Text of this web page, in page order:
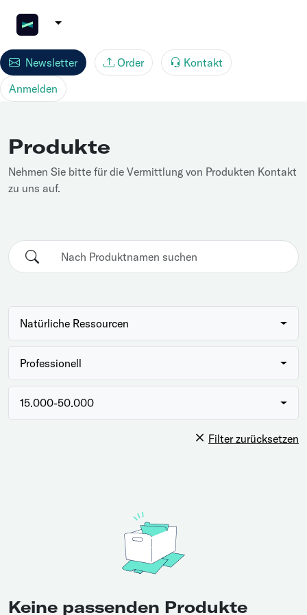
Newsletter Order
Kontakt
Anmelden
Produkte
Nehmen Sie bitte für die Vermittlung von Produkten Kontakt
zu uns auf.
Natürliche Ressourcen
Professionell
15.000-50.000
Filter zurücksetzen
Keine passenden Produkte